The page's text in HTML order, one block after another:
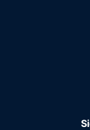
zona para
área total de